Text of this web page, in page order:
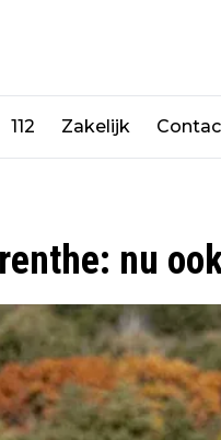
112 Zakelijk
nu